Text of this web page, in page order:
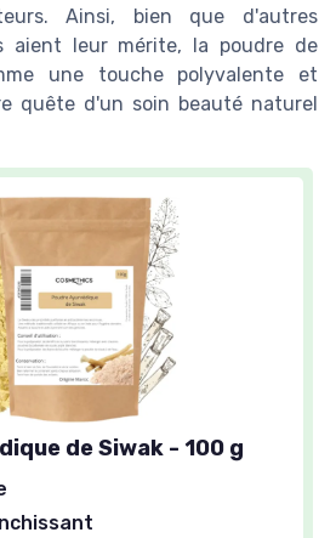
Ainsi, bien que d'autres
aient leur mérite, la poudre de
une touche polyvalente et
quête d'un soin beauté naturel
de Siwak - 100 g